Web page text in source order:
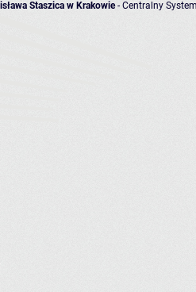
Staszica w Krakowie- Centralny